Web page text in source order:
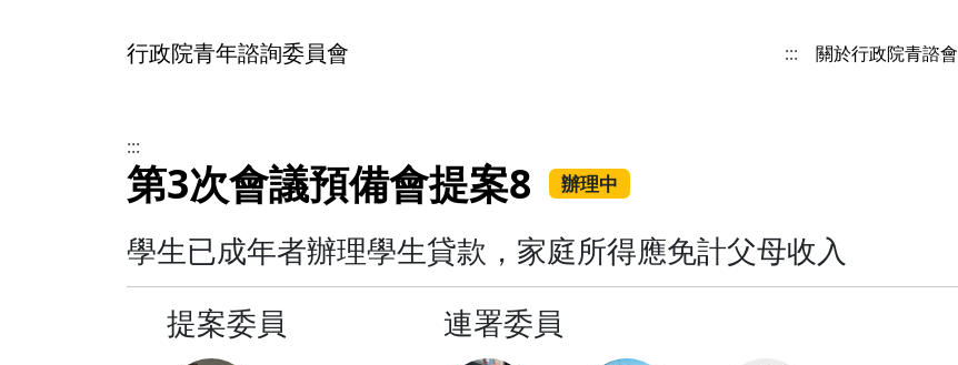
行政院青年諮詢委員會 ::: 關於行政院青諮會
:::
第3次會議預備會提案8 辦理中
學生已成年者辦理學生貸款，家庭所得應免計父母收入
提案委員
連署委員